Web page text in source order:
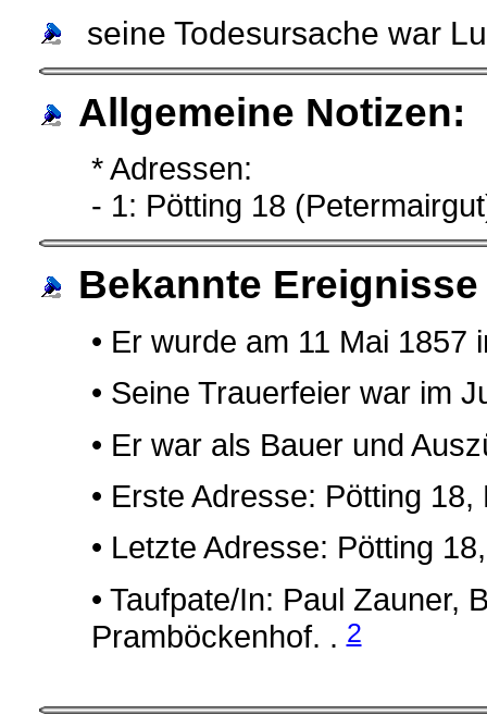
seine Todesursache war
Allgemeine Notizen:
* Adressen:
- 1: Pötting 18
Bekannte
• Er wurde am 11 Mai
• Seine Trauerfeier war im
• Er war als Bauer und
• Erste Adresse: Pötting 18,
• Letzte Adresse: Pötting
• Taufpate/In: Paul Zauner,
Pramböckenhof. .2